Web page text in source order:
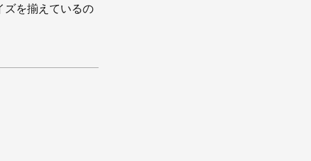
ズを揃えているの